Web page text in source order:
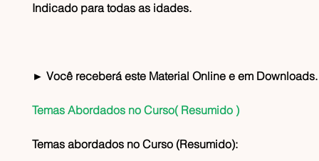
Indicado para todas as idades.
► Você receberá este Material Online e em
Temas Abordados no Curso( Resumido )
Temas abordados no Curso (Resumido):